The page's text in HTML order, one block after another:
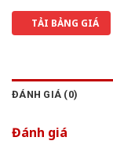
TẢI BẢNG GIÁ
ĐÁNH GIÁ (0)
Đánh giá